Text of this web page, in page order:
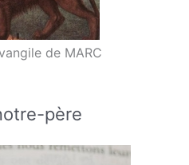
de MARC
père